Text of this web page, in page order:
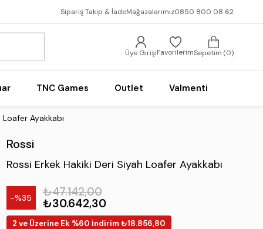
Sipariş Takip & İadeMağazalarımız0850 800 08 62
Üye GirişiFavorilerimSepetim 0
TNC Games Outlet Valmenti
Ayakkabı
Rossi
Rossi Erkek Hakiki Deri Siyah Loafer Ayakkabı
35
₺47.142,00
₺30.642,30
2 ve Üzerine Ek %60 İndirim ₺18.856,80